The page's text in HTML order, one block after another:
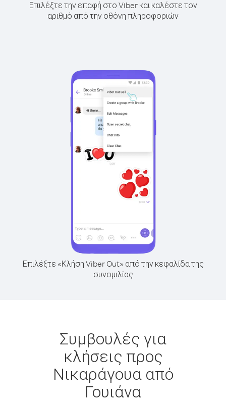
Επιλέξτε την επαφή στο Viber και καλέστε τον
αριθμό από την οθόνη πληροφοριών
Επιλέξτε «Κλήση Viber Out» από την κεφαλίδα της
συνομιλίας
Συμβουλές για
κλήσεις προς
Νικαράγουα από
Γουιάνα